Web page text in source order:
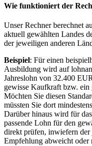
Wie funktioniert der
Unser Rechner berechnet
aktuell gewählten Landes
der jeweiligen anderen
Beispiel: Für einen
Ausbildung wird auf
Jahreslohn von 32.400
gewisse Kaufkraft bzw. ein
Möchten Sie diesen
müssten Sie dort
Darüber hinaus wird für
passende Lohn für den
direkt prüfen, inwiefern
Empfehlung abweicht oder